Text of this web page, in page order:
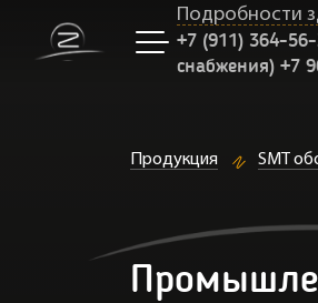
Подробности
+7 (911) 364-
снабжения) +7
Продукция SMT